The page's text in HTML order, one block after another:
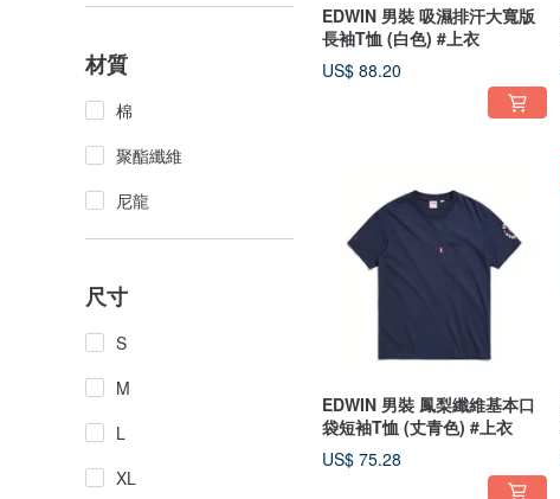
材質
棉
聚酯纖維
尼龍
尺寸
S
M
L
XL
EDWIN 男裝 吸濕排汗大寬版
長袖T恤 (白色) #上衣
US$ 88.20
EDWIN 男裝 鳳梨纖維基本口
袋短袖T恤 (丈青色) #上衣
US$ 75.28